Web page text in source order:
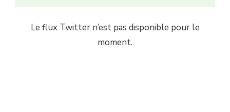
Le flux Twitter n’est pas disponible pour le
moment.